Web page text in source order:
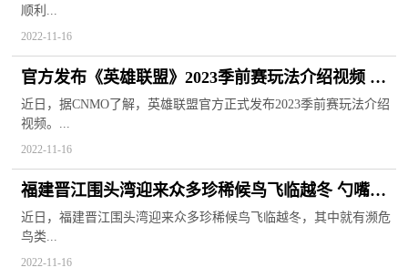
顺利...
2022-11-16
官方发布《英雄联盟》2023季前赛玩法介绍视频 炼
金科技亚龙回归
近日，据CNMO了解，英雄联盟官方正式发布2023季前赛玩法介绍
视频。...
2022-11-16
福建晋江围头湾迎来众多珍稀候鸟飞临越冬 勺嘴鹬
全球数量仅有600多只
近日，福建晋江围头湾迎来众多珍稀候鸟飞临越冬，其中就有濒危
鸟类...
2022-11-16